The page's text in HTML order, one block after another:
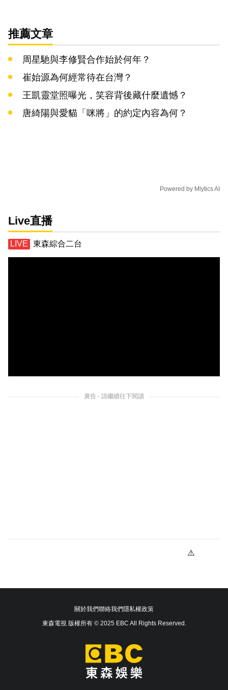
推薦文章
周星馳與李修賢合作始於何年？
崔始源為何經常待在台灣？
王凱靈堂照曝光，笑容背後藏什麼遺憾？
唐綺陽與愛貓「咪將」的約定內容為何？
Powered by Mlytics AI
Live直播
東森綜合二台
廣告 - 請繼續往下閱讀
關於我們聯絡我們隱私權政策
東森電視 版權所有 © 2025 EBC All Rights Reserved.